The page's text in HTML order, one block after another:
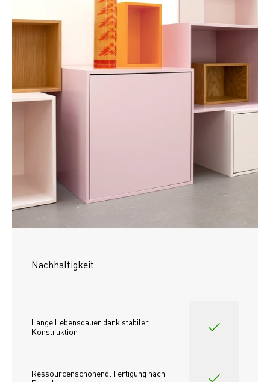
Nachhaltigkeit
Lange Lebensdauer dank stabiler
Konstruktion
Ressourcenschonend: Fertigung nach